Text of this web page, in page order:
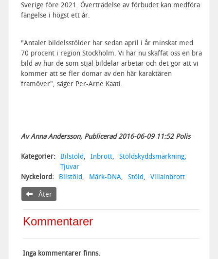
Sverige före 2021. Överträdelse av förbudet kan medföra
fängelse i högst ett år.
"Antalet bildelsstölder har sedan april i år minskat med
70 procent i region Stockholm. Vi har nu skaffat oss en bra
bild av hur de som stjäl bildelar arbetar och det gör att vi
kommer att se fler domar av den här karaktären
framöver", säger Per-Arne Kaati.
Av Anna Andersson, Publicerad 2016-06-09 11:52 Polis
Kategorier: Bilstöld, Inbrott, Stöldskyddsmärkning,
Tjuvar
Nyckelord:
Bilstöld, Märk-DNA, Stöld, Villainbrott
Åter
Kommentarer
Inga kommentarer finns.